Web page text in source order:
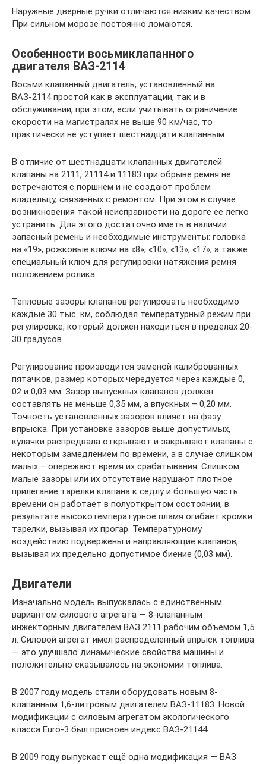
Наружные дверные ручки отличаются низким качеством.
При сильном морозе постоянно ломаются.
Особенности восьмиклапанного
двигателя ВАЗ-2114
Восьми клапанный двигатель, установленный на
ВАЗ-2114 простой как в эксплуатации, так и в
обслуживании, при этом, если учитывать ограничение
скорости на магистралях не выше 90 км/час, то
практически не уступает шестнадцати клапанным.
В отличие от шестнадцати клапанных двигателей
клапаны на 2111, 21114 и 11183 при обрыве ремня не
встречаются с поршнем и не создают проблем
владельцу, связанных с ремонтом. При этом в случае
возникновения такой неисправности на дороге ее легко
устранить. Для этого достаточно иметь в наличии
запасный ремень и необходимые инструменты: головка
на «19», рожковые ключи на «8», «10», «13», «17», а также
специальный ключ для регулировки натяжения ремня
положением ролика.
Тепловые зазоры клапанов регулировать необходимо
каждые 30 тыс. км, соблюдая температурный режим при
регулировке, который должен находиться в пределах 20-
30 градусов.
Регулирование производится заменой калиброванных
пятачков, размер которых чередуется через каждые 0,
02 и 0,03 мм. Зазор выпускных клапанов должен
составлять не меньше 0,35 мм, а впускных – 0,20 мм.
Точность установленных зазоров влияет на фазу
впрыска. При установке зазоров выше допустимых,
кулачки распредвала открывают и закрывают клапаны с
некоторым замедлением по времени, а в случае слишком
малых – опережают время их срабатывания. Слишком
малые зазоры или их отсутствие нарушают плотное
прилегание тарелки клапана к седлу и большую часть
времени он работает в полуоткрытом состоянии, в
результате высокотемпературное пламя огибает кромки
тарелки, вызывая их прогар. Температурному
воздействию подвержены и направляющие клапанов,
вызывая их предельно допустимое биение (0,03 мм).
Двигатели
Изначально модель выпускалась с единственным
вариантом силового агрегата — 8-клапанным
инжекторным двигателем ВАЗ 2111 рабочим объёмом 1,5
л. Силовой агрегат имел распределенный впрыск топлива
— это улучшало динамические свойства машины и
положительно сказывалось на экономии топлива.
В 2007 году модель стали оборудовать новым 8-
клапанным 1,6-литровым двигателем ВАЗ-11183. Новой
модификации с силовым агрегатом экологического
класса Euro-3 был присвоен индекс ВАЗ-21144.
В 2009 году выпускает ещё одна модификация — ВАЗ